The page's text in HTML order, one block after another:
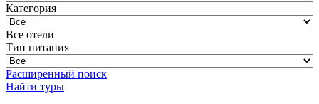
Категория
Все отели
Тип питания
Расширенный поиск
Найти туры